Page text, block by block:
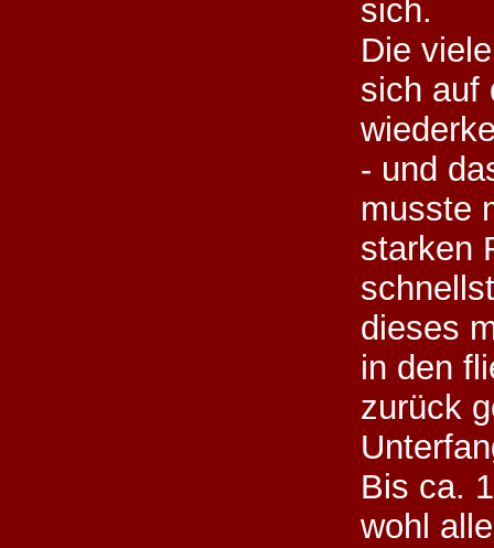
sich.
Die
sich auf
- und
musste
starken
dieses
in den
zurück
Bis ca.
wohl